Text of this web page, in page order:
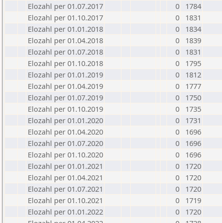
Elozahl per 01.07.2017
0
1784
Elozahl per 01.10.2017
0
1831
Elozahl per 01.01.2018
0
1834
Elozahl per 01.04.2018
0
1839
Elozahl per 01.07.2018
0
1831
Elozahl per 01.10.2018
0
1795
Elozahl per 01.01.2019
0
1812
Elozahl per 01.04.2019
0
1777
Elozahl per 01.07.2019
0
1750
Elozahl per 01.10.2019
0
1735
Elozahl per 01.01.2020
0
1731
Elozahl per 01.04.2020
0
1696
Elozahl per 01.07.2020
0
1696
Elozahl per 01.10.2020
0
1696
Elozahl per 01.01.2021
0
1720
Elozahl per 01.04.2021
0
1720
Elozahl per 01.07.2021
0
1720
Elozahl per 01.10.2021
0
1719
Elozahl per 01.01.2022
0
1720